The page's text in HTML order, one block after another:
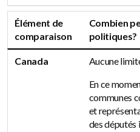
Élément de
comparaison
Combien
politiques?
Canada Aucune
En ce
communes
et
des députés